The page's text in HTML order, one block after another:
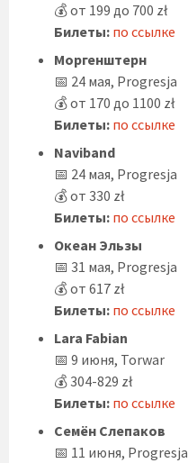
💰 от 199 до 700 zł
Билеты: по ссылке
Моргенштерн
📅 24 мая, Progresja
💰 от 170 до 1100 zł
Билеты: по ссылке
Naviband
📅 24 мая, Progresja
💰 от 330 zł
Билеты: по ссылке
Океан Эльзы
📅 31 мая, Progresja
💰 от 617 zł
Билеты: по ссылке
Lara Fabian
📅 9 июня, Torwar
💰 304-829 zł
Билеты: по ссылке
Семён Слепаков
📅 11 июня, Progresja